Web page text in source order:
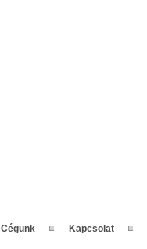
Cégünk Kapcsolat